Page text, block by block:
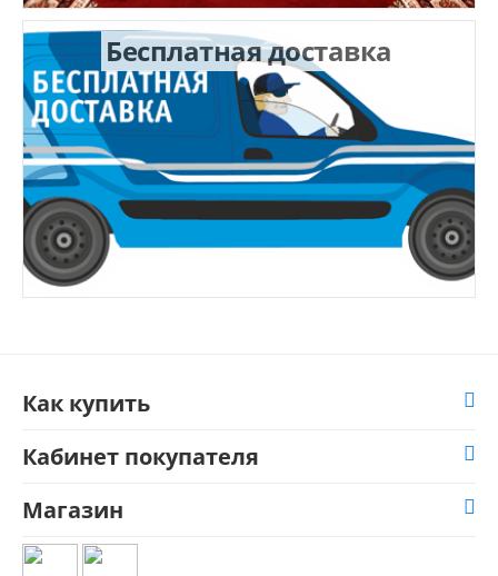
Бесплатная доставка
Как купить
Кабинет покупателя
Магазин